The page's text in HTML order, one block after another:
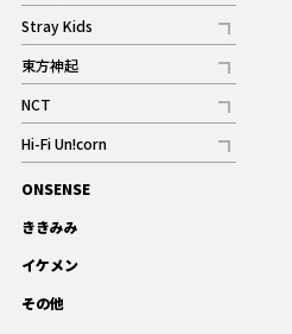
記事
Stray Kids
記事
東方神起
記事
NCT
記事
Hi-Fi Un!corn
記事
ギャラリー
ONSENSE
ききみみ
イケメン
その他